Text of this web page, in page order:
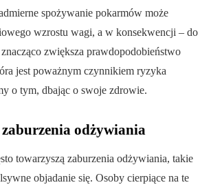
spożywanie pokarmów może
wzrostu wagi, a w konsekwencji – do
zwiększa prawdopodobieństwo
jest poważnym czynnikiem ryzyka
o tym, dbając o swoje zdrowie.
odżywiania
towarzyszą zaburzenia odżywiania, takie
objadanie się. Osoby cierpiące na te